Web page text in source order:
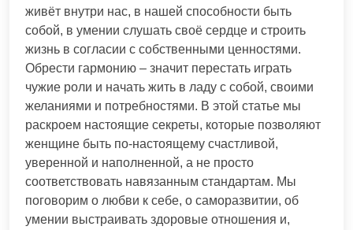
живёт внутри нас, в нашей способности быть
собой, в умении слушать своё сердце и строить
жизнь в согласии с собственными ценностями.
Обрести гармонию – значит перестать играть
чужие роли и начать жить в ладу с собой, своими
желаниями и потребностями. В этой статье мы
раскроем настоящие секреты, которые позволяют
женщине быть по-настоящему счастливой,
уверенной и наполненной, а не просто
соответствовать навязанным стандартам. Мы
поговорим о любви к себе, о саморазвитии, об
умении выстраивать здоровые отношения и,